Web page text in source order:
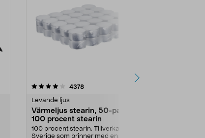
4378recensioner
Levande ljus
Värmeljus stearin, 50-pack,
100 procent stearin
100 procent stearin. Tillverkade i
Sverige som brinner med en
4.5av 5 stjärnor